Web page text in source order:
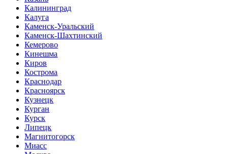
Калининград
Калуга
Каменск-Уральский
Каменск-Шахтинский
Кемерово
Кинешма
Киров
Кострома
Краснодар
Красноярск
Кузнецк
Курган
Курск
Липецк
Магнитогорск
Миасс